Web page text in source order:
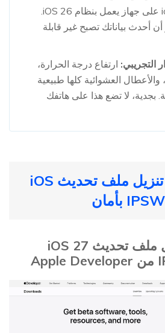
احتياطية من ios 27 على جهاز يعمل بنظام iOS 26.
أحدث بياناتك تصبح غير قابلة
التجريبي: ارتفاع درجة الحرارة،
والأعطال العشوائية كلها طبيعية
بجدية، لا تضع هذا على هاتفك
الجزء 3: كيفية تنزيل ملف تحديث iOS
الطريقة 1: تنزيل ملف تحديث iOS 27